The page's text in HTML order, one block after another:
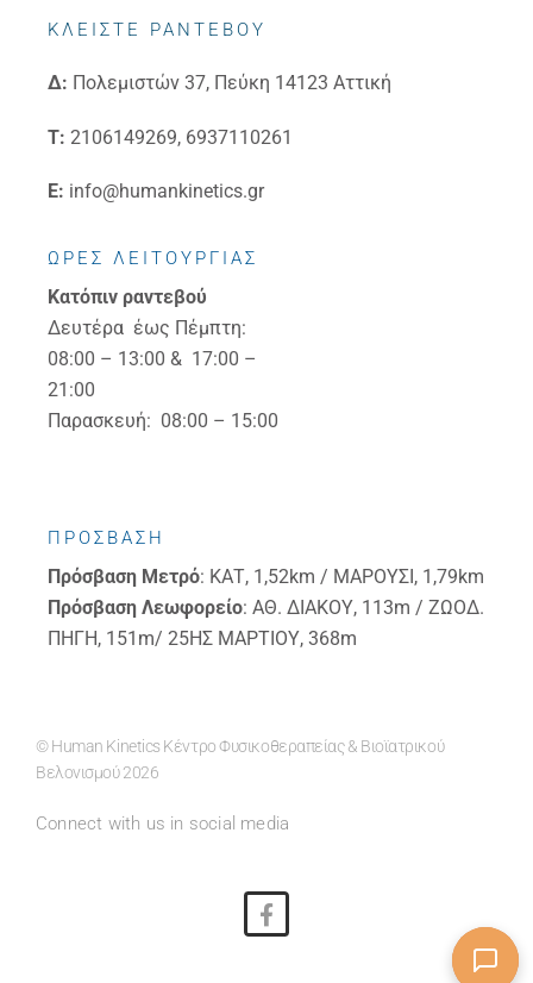
ΚΛΕΙΣΤΕ ΡΑΝΤΕΒΟΥ
Δ: Πολεμιστών 37, Πεύκη 14123 Αττική
Τ: 2106149269, 6937110261
E: info@humankinetics.gr
ΩΡΕΣ ΛΕΙΤΟΥΡΓΙΑΣ
Κατόπιν ραντεβού
Δευτέρα έως Πέμπτη:
08:00 – 13:00 & 17:00 –
21:00
Παρασκευή: 08:00 – 15:00
ΠΡΟΣΒΑΣΗ
Πρόσβαση Μετρό: ΚΑΤ, 1,52km / ΜΑΡΟΥΣΙ, 1,79km
Πρόσβαση Λεωφορείο: ΑΘ. ΔΙΑΚΟΥ, 113m / ΖΩΟΔ.
ΠΗΓΗ, 151m/ 25ΗΣ ΜΑΡΤΙΟΥ, 368m
© Human Kinetics Κέντρο Φυσικοθεραπείας & Βιοϊατρικού
Βελονισμού 2026
Connect with us in social media